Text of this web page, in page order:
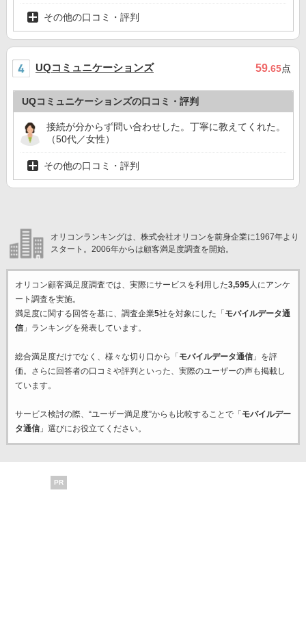
その他の口コミ・評判
UQコミュニケーションズ 59.65点
UQコミュニケーションズの口コミ・評判
接続が分からず問い合わせした。丁寧に教えてくれた。
（50代／女性）
その他の口コミ・評判
オリコンランキングは、株式会社オリコンを前身企業に1967年より
スタート。2006年からは顧客満足度調査を開始。
オリコン顧客満足度調査では、実際にサービスを利用した3,595人にアンケ
ート調査を実施。
満足度に関する回答を基に、調査企業5社を対象にした「モバイルデータ通
信」ランキングを発表しています。
総合満足度だけでなく、様々な切り口から「モバイルデータ通信」を評
価。さらに回答者の口コミや評判といった、実際のユーザーの声も掲載し
ています。
サービス検討の際、“ユーザー満足度”からも比較することで「モバイルデー
タ通信」選びにお役立てください。
PR